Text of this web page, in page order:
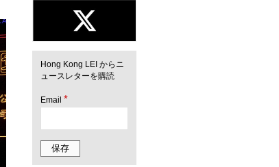
Hong Kong LEI からニ
ュースレターを購読
Email*